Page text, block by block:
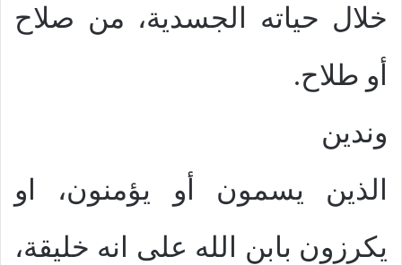
خلال حياته الجسدية، من صلاح
أو طلاح.
وندين
الذين يسمون أو يؤمنون، او
يكرزون بابن الله على انه خليقة،